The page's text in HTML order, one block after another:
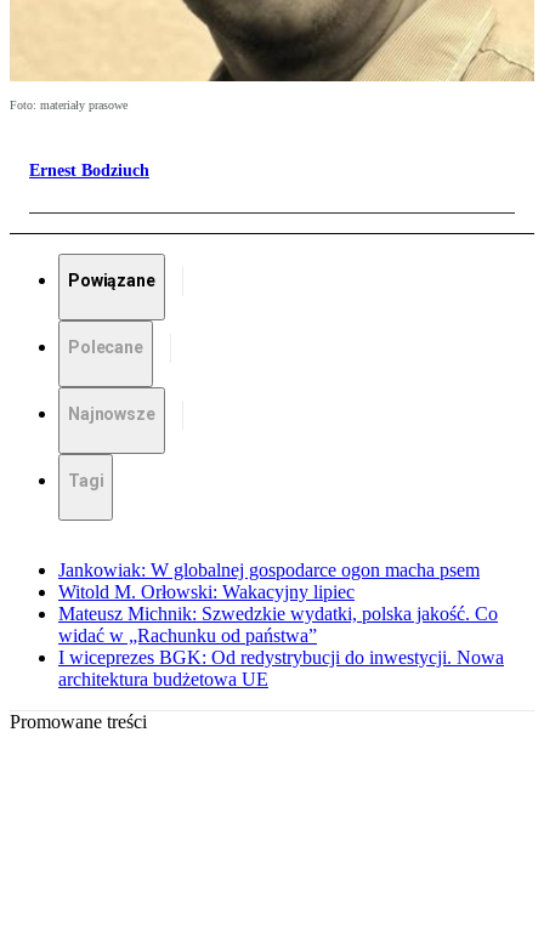
Foto: materiały prasowe
Ernest Bodziuch
Powiązane
Polecane
Najnowsze
Tagi
Jankowiak: W globalnej gospodarce ogon macha psem
Witold M. Orłowski: Wakacyjny lipiec
Mateusz Michnik: Szwedzkie wydatki, polska jakość. Co
widać w „Rachunku od państwa”
I wiceprezes BGK: Od redystrybucji do inwestycji. Nowa
architektura budżetowa UE
Promowane treści